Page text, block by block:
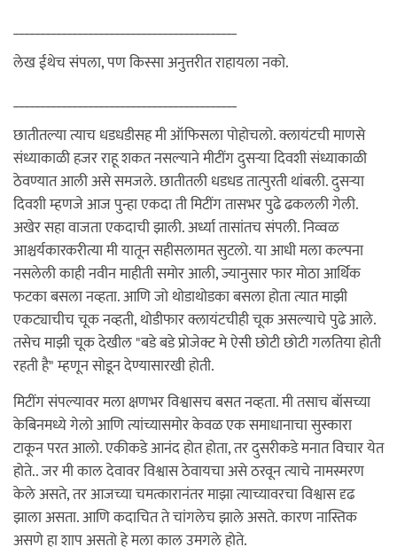
लेख ईथेच संपला, पण किस्सा अनुत्तरीत राहायला नको.
छातीतल्या त्याच धडधडीसह मी ऑफिसला पोहोचलो. क्लायंटची माणसे
संध्याकाळी हजर राहू शकत नसल्याने मीटींग दुसर्‍या दिवशी संध्याकाळी
ठेवण्यात आली असे समजले. छातीतली धडधड तात्पुरती थांबली. दुसर्‍या
दिवशी म्हणजे आज पुन्हा एकदा ती मिटींग तासभर पुढे ढकलली गेली.
अखेर सहा वाजता एकदाची झाली. अर्ध्या तासांतच संपली. निव्वळ
आश्चर्यकारकरीत्या मी यातून सहीसलामत सुटलो. या आधी मला कल्पना
नसलेली काही नवीन माहीती समोर आली, ज्यानुसार फार मोठा आर्थिक
फटका बसला नव्हता. आणि जो थोडाथोडका बसला होता त्यात माझी
एकट्याचीच चूक नव्हती, थोडीफार क्लायंटचीही चूक असल्याचे पुढे आले.
तसेच माझी चूक देखील "बडे बडे प्रोजेक्ट मे ऐसी छोटी छोटी गलतिया होती
रहती है" म्हणून सोडून देण्यासारखी होती.
मिटींग संपल्यावर मला क्षणभर विश्वासच बसत नव्हता. मी तसाच बॉसच्या
केबिनमध्ये गेलो आणि त्यांच्यासमोर केवळ एक समाधानाचा सुस्कारा
टाकून परत आलो. एकीकडे आनंद होत होता, तर दुसरीकडे मनात विचार येत
होते.. जर मी काल देवावर विश्वास ठेवायचा असे ठरवून त्याचे नामस्मरण
केले असते, तर आजच्या चमत्कारानंतर माझा त्याच्यावरचा विश्वास दृढ
झाला असता. आणि कदाचित ते चांगलेच झाले असते. कारण नास्तिक
असणे हा शाप असतो हे मला काल उमगले होते.